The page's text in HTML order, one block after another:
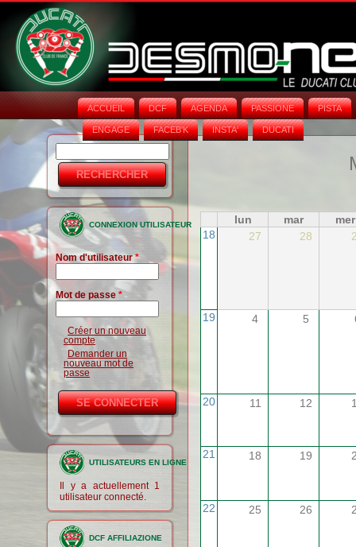
ACCUEIL DCF AGENDA PASSIONE PISTA
ENGAGE FACEB'K INSTA‘ DUCATI
Formulaire
de
recherche
CONNEXION UTILISATEUR
Nom d'utilisateur*
Mot de passe *
Créer un nouveau
compte
Demander un
nouveau mot de
passe
UTILISATEURS EN LIGNE
Il y a actuellement 1
utilisateur connecté.
DCF AFFILIAZIONE
lun mar
mer
18
27 28
19 4 5
20 11 12
21 18 19
22 25 26